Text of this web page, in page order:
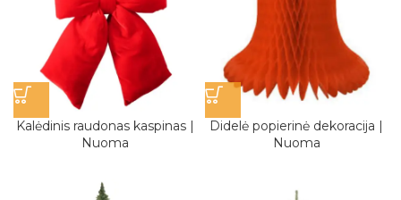
Kalėdinis raudonas kaspinas |
Nuoma
Didelė popierinė dekoracija |
Nuoma